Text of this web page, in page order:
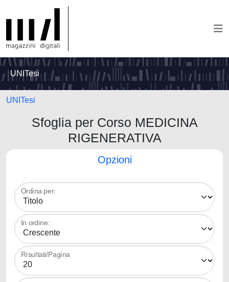
UNITesi
UNITesi
Sfoglia per Corso MEDICINA
RIGENERATIVA
Opzioni
Ordina per:
In ordine:
Risultati/Pagina